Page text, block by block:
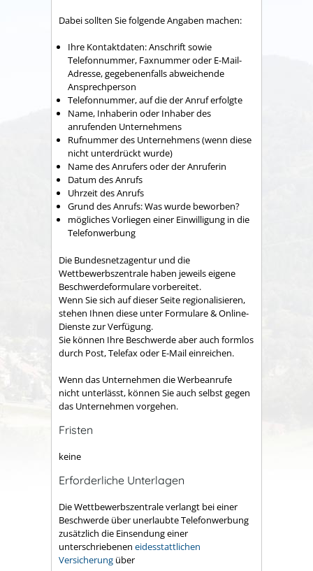
Dabei sollten Sie folgende Angaben machen:
Ihre Kontaktdaten: Anschrift sowie
Telefonnummer, Faxnummer oder E-Mail-
Adresse, gegebenenfalls abweichende
Ansprechperson
Telefonnummer, auf die der Anruf erfolgte
Name, Inhaberin oder Inhaber des
anrufenden Unternehmens
Rufnummer des Unternehmens(wenn diese
nicht unterdrückt wurde)
Name des Anrufers oder der Anruferin
Datum des Anrufs
Uhrzeit des Anrufs
Grund des Anrufs: Was wurde beworben?
mögliches Vorliegen einer Einwilligung in die
Telefonwerbung
Die Bundesnetzagentur und die
Wettbewerbszentrale haben jeweils eigene
Beschwerdeformulare vorbereitet.
Wenn Sie sich auf dieser Seite regionalisieren,
stehen Ihnen diese unter Formulare & Online-
Dienste zur Verfügung.
Sie können Ihre Beschwerde aber auch formlos
durch Post, Telefax oder E-Mail einreichen.
Wenn das Unternehmen die Werbeanrufe
nicht unterlässt, können Sie auch selbst gegen
das Unternehmen vorgehen.
Fristen
keine
Erforderliche Unterlagen
Die Wettbewerbszentrale verlangt bei einer
Beschwerde über unerlaubte Telefonwerbung
zusätzlich die Einsendung einer
unterschriebenen eidesstattlichen
Versicherung über